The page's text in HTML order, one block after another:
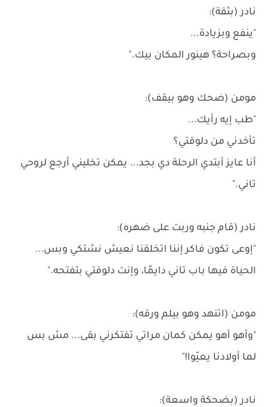
نادر (بثقة):
"ينفع وبزيادة...
وبصراحة؟ هينور المكان بيك."
مومن (ضحك وهو بيقف):
"طب إيه رأيك...
تأخدني من دلوقتي؟
أنا عايز أبتدي الرحلة دي بجد... يمكن تخليني أرجع لروحي
تاني."
نادر (قام جنبه وربت على ضهره):
"إوعى تكون فاكر إننا اتخلقنا نعيش نشتكي وبس...
الحياة فيها باب تاني دايمًا، وإنت دلوقتي بتفتحه."
مومن (اتنهد وهو بيلم ورقه):
"وأهو أهو يمكن كمان مراتي تفتكرني بقى... مش بس
لما أولادنا يعيّوا!"
نادر (بضحكة واسعة):